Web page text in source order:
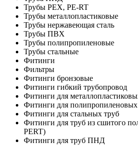
Трубы PEX, PE-RT
Трубы металлопластиковые
Трубы нержавеющая сталь
Трубы ПВХ
Трубы полипропиленовые
Трубы стальные
Фитинги
Фильтры
Фитинги бронзовые
Фитинги гибкий трубопровод
Фитинги для
Фитинги для полипропиленовых
Фитинги для стальных труб
Фитинги для труб из сшитого
PERT)
Фитинги для труб ПНД